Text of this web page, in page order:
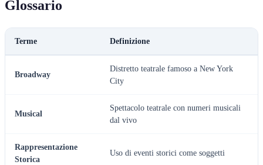
Glossario
Terme Definizione
Broadway
Distretto teatrale famoso a New York
City
Musical
Spettacolo teatrale con numeri musicali
dal vivo
Rappresentazione
Storica
Uso di eventi storici come soggetti